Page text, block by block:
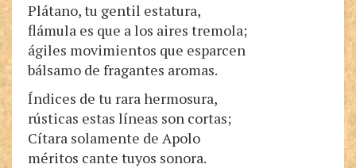
Plátano, tu gentil estatura,
flámula es que a los aires tremola;
ágiles movimientos que esparcen
bálsamo de fragantes aromas.
Índices de tu rara hermosura,
rústicas estas líneas son cortas;
Cítara solamente de Apolo
méritos cante tuyos sonora.